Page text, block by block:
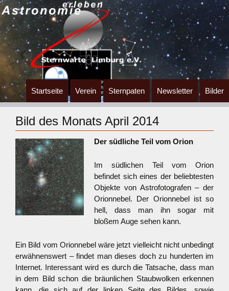
Zum
Inhalt
springen
Startseite Verein Sternpaten Newsletter Bilder
Bild des Monats April 2014
Der südliche Teil vom Orion
Im südlichen Teil vom Orion
befindet sich eines der beliebtesten
Objekte von Astrofotografen – der
Orionnebel. Der Orionnebel ist so
hell, dass man ihn sogar mit
bloßem Auge sehen kann.
Ein Bild vom Orionnebel wäre jetzt vielleicht nicht unbedingt
erwähnenswert – findet man dieses doch zu hunderten im
Internet. Interessant wird es durch die Tatsache, dass man
in dem Bild schon die bräunlichen Staubwolken erkennen